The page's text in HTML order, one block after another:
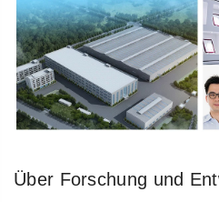
Über Forschung und